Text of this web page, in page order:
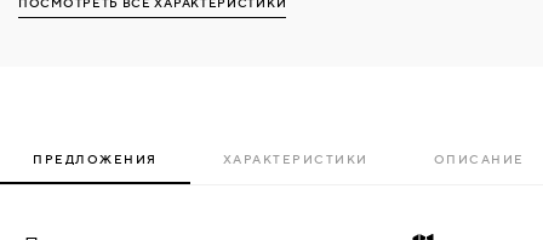
ПРЕДЛОЖЕНИЯ ХАРАКТЕРИСТИКИ ОПИСАНИЕ